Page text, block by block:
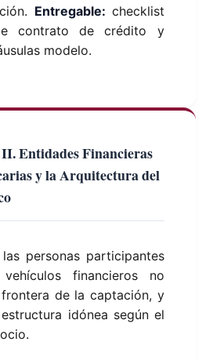
Entregable: checklist
contrato de crédito y
modelo.
Entidades Financieras
y la Arquitectura del
las personas participantes
financieros no
de la captación, y
idónea según el